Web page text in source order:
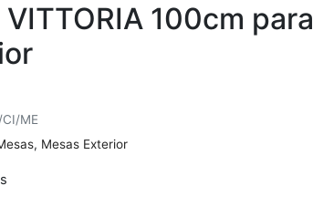
100cm para
ME
, Mesas Exterior